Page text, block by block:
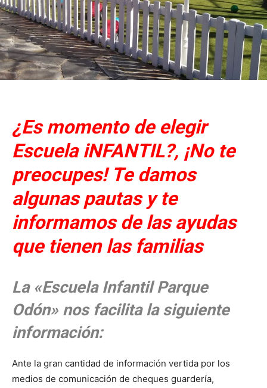
¿Es momento de elegir
Escuela iNFANTIL?, ¡No te
preocupes! Te damos
algunas pautas y te
informamos de las ayudas
que tienen las familias
La «Escuela Infantil Parque
Odón» nos facilita la siguiente
información:
Ante la gran cantidad de información vertida por los
medios de comunicación de cheques guardería,